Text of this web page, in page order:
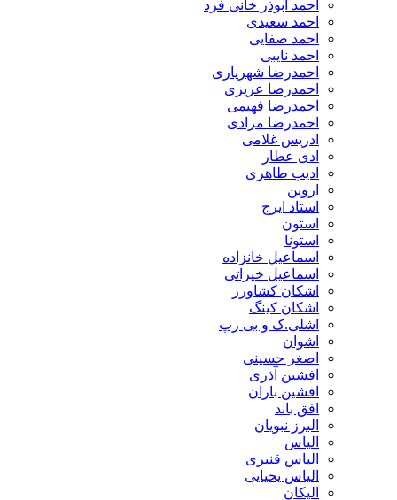
احمد ابوذر خانی فرد
احمد سعیدی
احمد صفایی
احمد نایبی
احمدرضا شهریاری
احمدرضا عزیزی
احمدرضا فهیمی
احمدرضا مرادی
ادریس غلامی
ادی عطار
ادیب طاهری
استاد ایرج
اسماعیل خانزاده
اسماعیل خیراتی
اشکان کشاورز
اشکان کینگ
اشلی.ک و بی رپ
اصغر حسینی
افشین آذری
افشین باران
افق باند
البرز نبویان
الیاس قنبرى
الیاس یحیایی